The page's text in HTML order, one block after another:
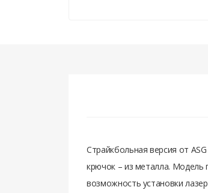
Страйкбольная версия от
крючок – из металла. Модель
возможность установки